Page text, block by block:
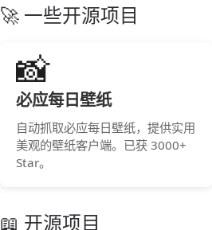
🚀 一些开源项目
📸
必应每日壁纸
自动抓取必应每日壁纸，提供实用
美观的壁纸客户端。已获 3000+
Star。
📖 开源项目